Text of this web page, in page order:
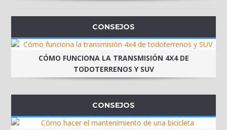
CONSEJOS
CÓMO FUNCIONA LA TRANSMISIÓN 4X4 DE
TODOTERRENOS Y SUV
CONSEJOS